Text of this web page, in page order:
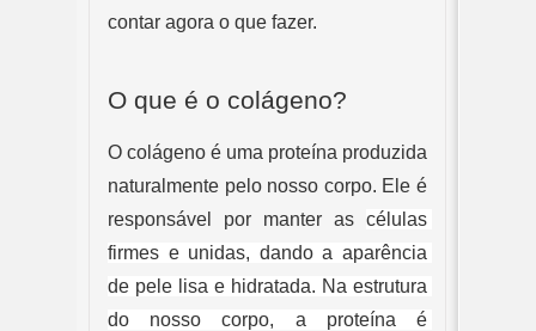
contar agora o que fazer.
O que é o colágeno?
O colágeno é uma proteína produzida
naturalmente pelo nosso corpo. Ele é
responsável por manter as células
firmes e unidas, dando a aparência
de pele lisa e hidratada. Na estrutura
do nosso corpo, a proteína é